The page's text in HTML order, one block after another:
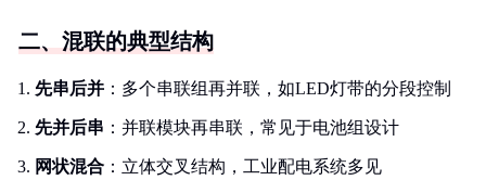
二、混联的典型结构
先串后并 ：多个串联组再并联，如LED灯带的分段控制
先并后串 ：并联模块再串联，常见于电池组设计
网状混合 ：立体交叉结构，工业配电系统多见